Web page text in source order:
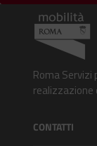
Roma
realizzazione
CONTATTI